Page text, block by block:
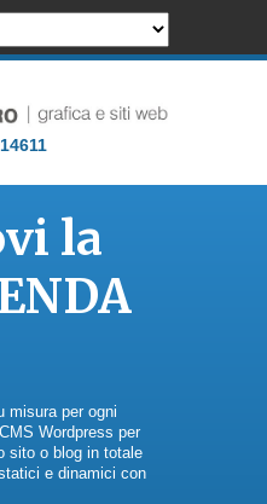
la
misura per ogni
Wordpress per
sito o blog in totale
e dinamici con